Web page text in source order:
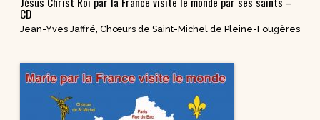
CD
Jean-Yves Jaffré, Chœurs de Saint-Michel de Pleine-Fougères